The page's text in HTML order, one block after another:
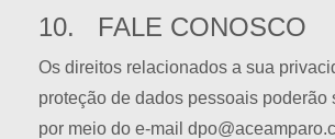
10. FALE CONOSCO
Os direitos relacionados a sua
proteção de dados pessoais poderão
por meio do e-mail